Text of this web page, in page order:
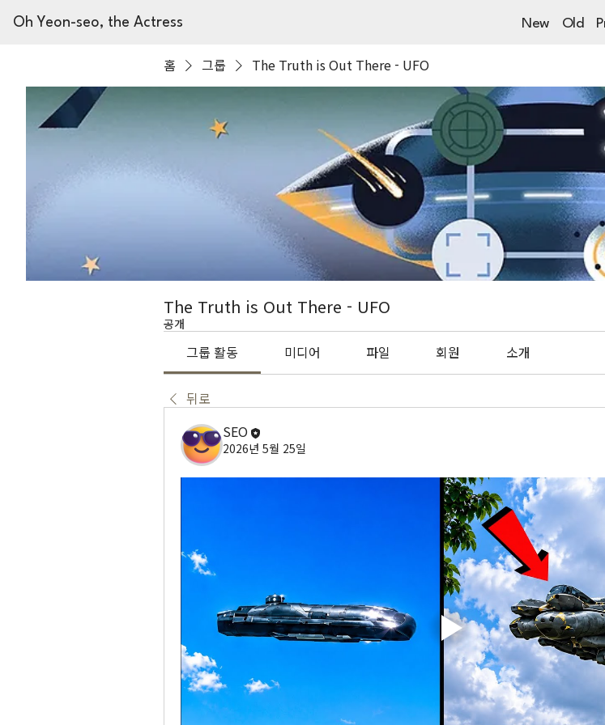
Oh Yeon-seo, the Actress New Old
홈 그룹 The Truth is Out There - UFO
The Truth is Out There - UFO
공개
그룹 활동 미디어 파일 회원 소개
뒤로
SEO
2026년 5월 25일